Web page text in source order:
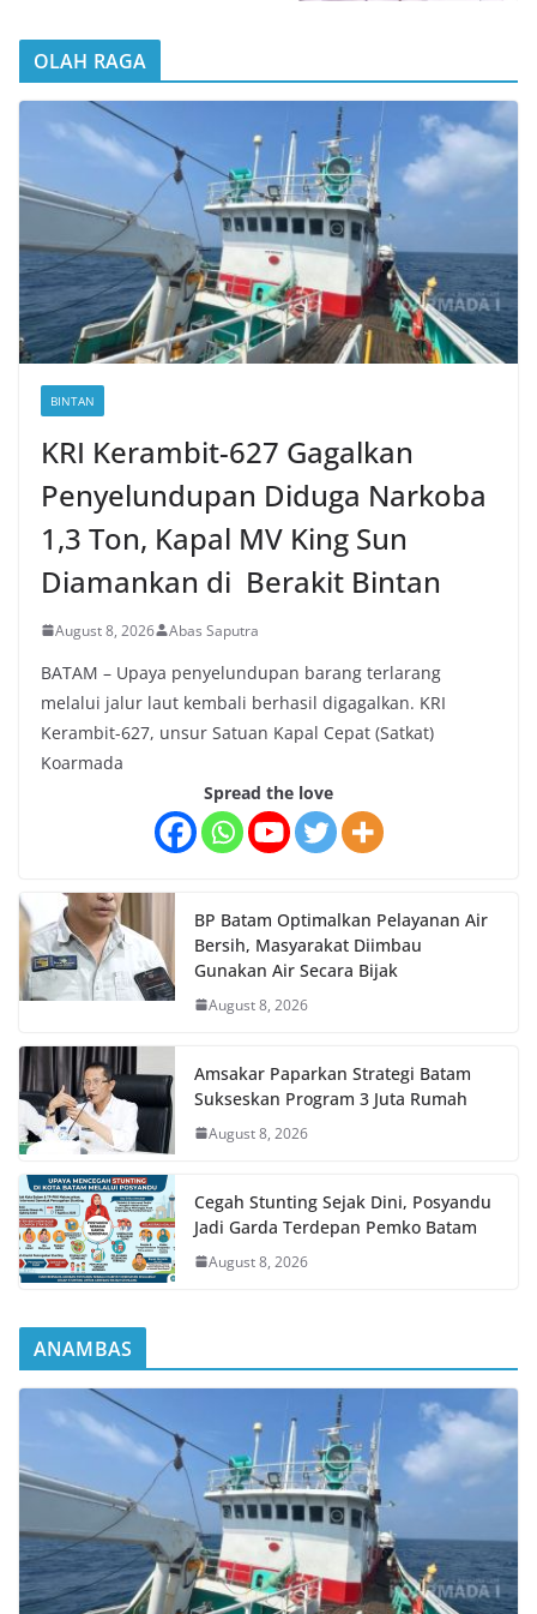
OLAH RAGA
BINTAN
KRI Kerambit-627 Gagalkan
Penyelundupan Diduga Narkoba
1,3 Ton, Kapal MV King Sun
Diamankan di Berakit Bintan
August 8, 2026 Abas Saputra
BATAM – Upaya penyelundupan barang terlarang
melalui jalur laut kembali berhasil digagalkan. KRI
Kerambit-627, unsur Satuan Kapal Cepat (Satkat)
Koarmada
Spread the love
BP Batam Optimalkan Pelayanan Air
Bersih, Masyarakat Diimbau
Gunakan Air Secara Bijak
August 8, 2026
Amsakar Paparkan Strategi Batam
Sukseskan Program 3 Juta Rumah
August 8, 2026
Cegah Stunting Sejak Dini, Posyandu
Jadi Garda Terdepan Pemko Batam
August 8, 2026
ANAMBAS